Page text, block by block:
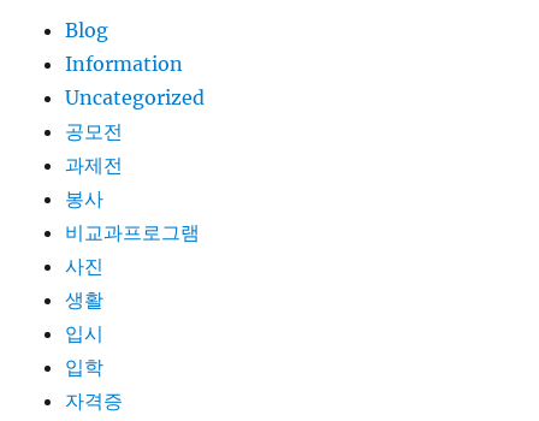
Blog
Information
Uncategorized
공모전
과제전
봉사
비교과프로그램
사진
생활
입시
입학
자격증